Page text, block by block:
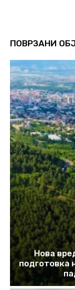
ПОВРЗАНИ
Нова
подготовка